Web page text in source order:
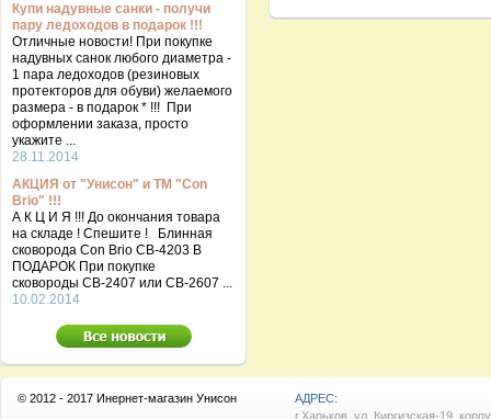
Купи надувные санки - получи
пару ледоходов в подарок !!!
Отличные новости! При покупке
надувных санок любого диаметра -
1 пара ледоходов (резиновых
протекторов для обуви) желаемого
размера - в подарок * !!! При
оформлении заказа, просто
укажите ...
28.11.2014
АКЦИЯ от "Унисон" и ТМ "Con
Brio" !!!
А К Ц И Я !!! До окончания товара
на складе ! Спешите ! Блинная
сковорода Con Brio CB-4203 В
ПОДАРОК При покупке
сковороды СВ-2407 или СВ-2607 ...
10.02.2014
© 2012 - 2017 Инернет-магазин Унисон
АДРЕС:
г.Харьков, ул. Киргизская-19,